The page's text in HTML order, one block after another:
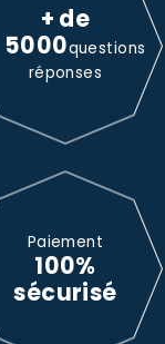
+ de
5000questions
réponses
Paiement
100%
sécurisé